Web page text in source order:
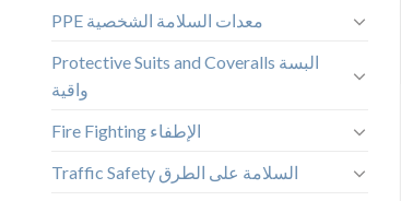
PPE معدات السلامة الشخصية
Protective Suits and Coveralls البسة
واقية
Fire Fighting الإطفاء
Traffic Safety السلامة على الطرق